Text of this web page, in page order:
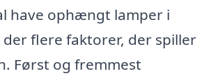
have ophængt lamper i
flere faktorer, der spiller
Først og fremmest